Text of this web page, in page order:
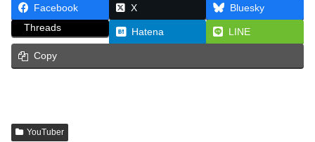
Facebook X
Bluesky
Threads
Hatena LINE
Copy
YouTuber